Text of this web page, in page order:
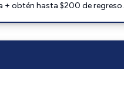
+ obtén hasta $200 de regreso.